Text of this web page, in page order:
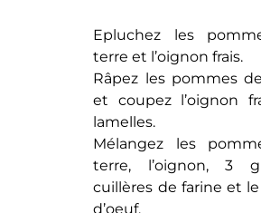
Epluchez les
terre et l’oignon frais.
Râpez les pommes
et coupez l’oignon
lamelles.
Mélangez les
terre, l’oignon, 3
cuillères de farine et
d’oeuf.